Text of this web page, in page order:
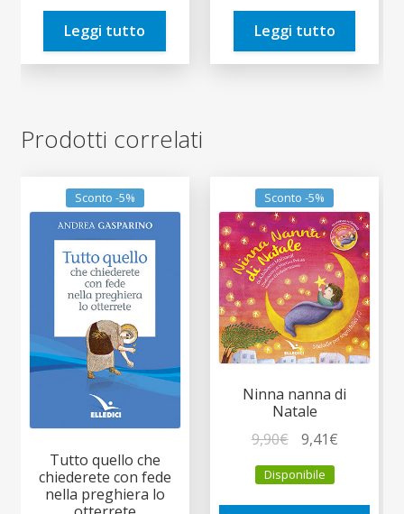
era:
11,00€.
è:
Leggi tutto
era:
12,91€.
è:
Leggi tutto
Prodotti correlati
Sconto -5%
Tutto quello che
chiederete con fede
nella preghiera lo
Sconto -5%
Ninna nanna di
Natale
9,90€
prezzo
originale
era:
9,41€Il
è:
Disponibile